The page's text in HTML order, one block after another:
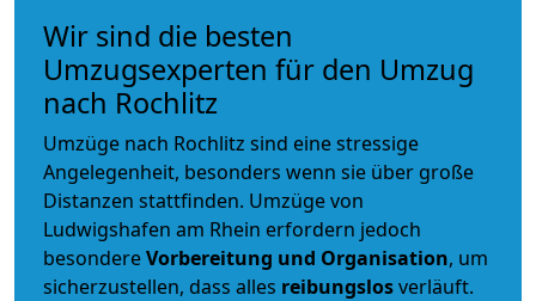
Wir sind die besten
Umzugsexperten für den Umzug
nach Rochlitz
Umzüge nach Rochlitz sind eine stressige
Angelegenheit, besonders wenn sie über große
Distanzen stattfinden. Umzüge von
Ludwigshafen am Rhein erfordern jedoch
besondereVorbereitung und Organisation, um
sicherzustellen, dass alles reibungslosverläuft.